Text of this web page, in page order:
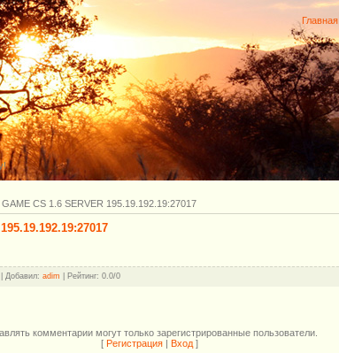
Главная
GAME CS 1.6 SERVER 195.19.192.19:27017
Добавил: adim Рейтинг: 0.0/0
комментарии могут только зарегистрированные пользователи.
[ Регистрация Вход ]